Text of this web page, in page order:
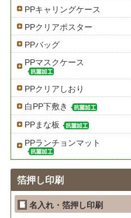
PPキャリングケース
PPクリアポスター
PPバッグ
PPマスクケース
PPクリアしおり
白PP下敷き
PPまな板
PPランチョンマット
箔押し印刷
名入れ・箔押し印刷